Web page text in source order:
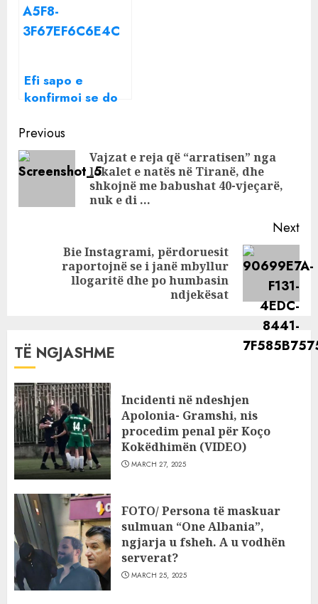
Efi sapo e
konfirmoi se do
konkurente e
programit më të
ri në Top Channel
Continue
Reading
Previous
Vajzat e reja që “arratisen” nga
lokalet e natës në Tiranë, dhe
shkojnë me babushat 40-vjeçarë,
nuk e di …
Next
Bie Instagrami, përdoruesit
raportojnë se i janë mbyllur
llogaritë dhe po humbasin
ndjekësat
TË NGJASHME
Incidenti në ndeshjen
Apolonia- Gramshi, nis
procedim penal për Koço
Kokëdhimën (VIDEO)
MARCH 27, 2025
FOTO/ Persona të maskuar
sulmuan “One Albania”,
ngjarja u fsheh. A u vodhën
serverat?
MARCH 25, 2025